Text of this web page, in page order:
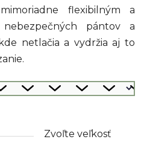
flexibilným a
pántov a
netlačia a vydržia aj to
Zvoľte veľkosť